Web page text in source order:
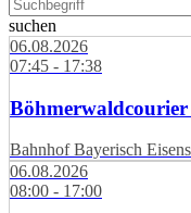
suchen
06.08.2026
07:45 - 17:38
Böhmerwaldcourier
Bahnhof Bayerisch
06.08.2026
08:00 - 17:00